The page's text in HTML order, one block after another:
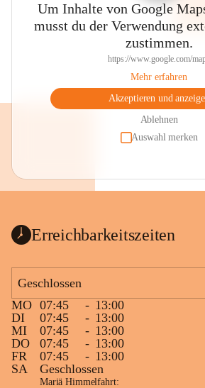
Um Inhalte von Google
musst du der Verwendung
zustimmen.
https://www.google.com/
Mehr erfahren
Akzeptieren und
Ablehnen
Auswahl merken
Erreichbarkeitszeiten
Geschlossen
MO 07:45 - 13:00
DI
07:45 - 13:00
MI
07:45 - 13:00
DO
07:45 - 13:00
FR
07:45 - 13:00
SA
Geschlossen
Mariä Himmelfahrt: